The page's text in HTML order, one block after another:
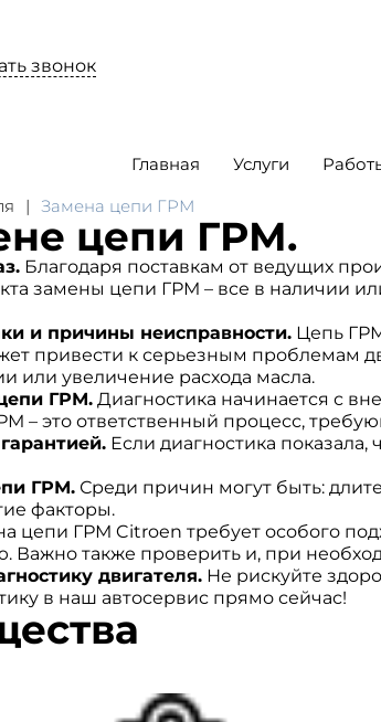
звонок
Главная Услуги
Замена цепи ГРМ
цепи ГРМ.
Благодаря поставкам от ведущих
замены цепи ГРМ – все в наличии
и причины неисправности.Цепь ГРМ
привести к серьезным проблемам
или увеличение расхода масла.
ГРМ.Диагностика начинается с
– это ответственный процесс,
Если диагностика показала,
ГРМ.Среди причин могут быть:
факторы.
цепи ГРМ Citroen требует особого
Важно также проверить и, при
двигателя.Не рискуйте
в наш автосервис прямо сейчас!